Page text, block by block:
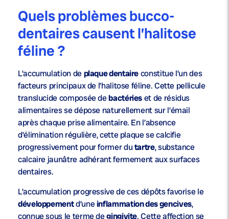
Quels problèmes bucco-
dentaires causent l’halitose
féline ?
L’accumulation deplaque dentaireconstitue l’un des
facteurs principaux de l’halitose féline. Cette pellicule
translucide composée debactérieset de résidus
alimentaires se dépose naturellement sur l’émail
après chaque prise alimentaire. En l’absence
d’élimination régulière, cette plaque se calcifie
progressivement pour former dutartre, substance
calcaire jaunâtre adhérant fermement aux surfaces
dentaires.
L’accumulation progressive de ces dépôts favorise le
développementd’uneinflammation des gencives,
connue sous le terme degingivite. Cette affection se